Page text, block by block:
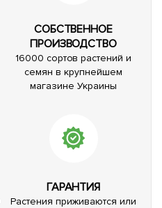
СОБСТВЕННОЕ
ПРОИЗВОДСТВО
16000 сортов растений и
семян в крупнейшем
магазине Украины
ГАРАНТИЯ
Растения приживаются или